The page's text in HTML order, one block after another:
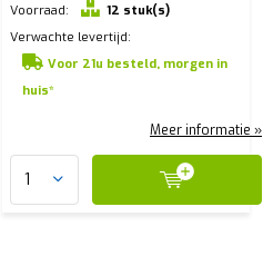
Voorraad:
12 stuk(s)
Verwachte levertijd:
Voor 21u besteld, morgen in
huis*
Meer informatie »